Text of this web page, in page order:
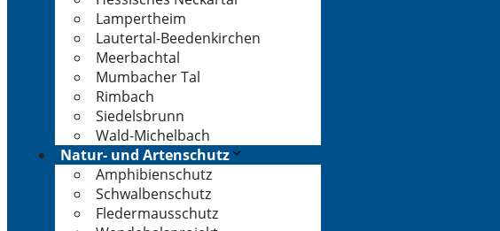
Lampertheim
Lautertal-Beedenkirchen
Meerbachtal
Mumbacher Tal
Rimbach
Siedelsbrunn
Wald-Michelbach
Natur- und Artenschutz
Amphibienschutz
Schwalbenschutz
Fledermausschutz